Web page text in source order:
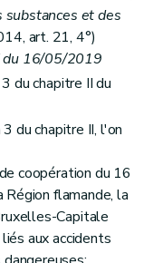
et des
art. 21, 4°)
16/05/2019
du chapitre II du
du chapitre II, l'on
coopération du 16
flamande, la
Capitale
aux accidents